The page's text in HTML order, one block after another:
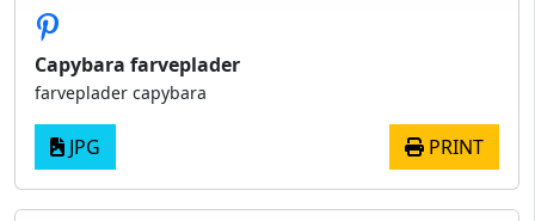
Capybara farveplader
farveplader capybara​
JPG PRINT